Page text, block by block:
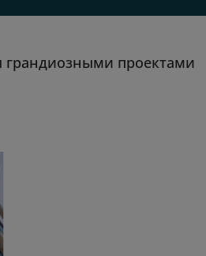
грандиозными проектами